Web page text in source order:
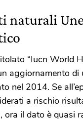
naturali
“Iucn World
aggiornamento di
nel 2014. Se
a rischio
ora il dato è quasi